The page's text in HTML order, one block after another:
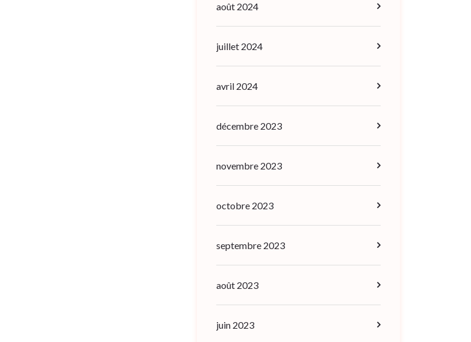
août 2024
juillet 2024
avril 2024
décembre 2023
novembre 2023
octobre 2023
septembre 2023
août 2023
juin 2023